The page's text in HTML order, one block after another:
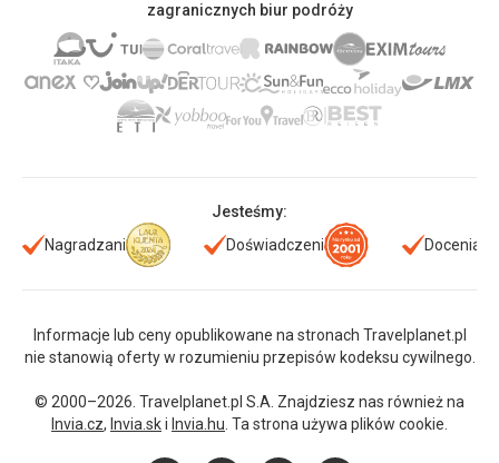
zagranicznych biur podróży
Jesteśmy:
Nagradzani
Doświadczeni Doceniani
Informacje lub ceny opublikowane na stronach Travelplanet.pl
nie stanowią oferty w rozumieniu przepisów kodeksu cywilnego.
© 2000–2026. Travelplanet.pl S.A. Znajdziesz nas również na
Invia.cz, Invia.ski Invia.hu. Ta strona używa plików cookie.